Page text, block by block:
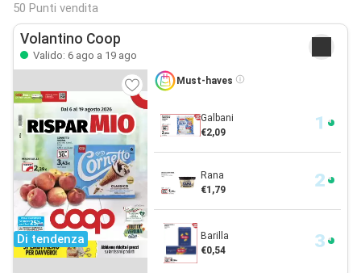
50 Punti vendita
Volantino Coop
Valido: 6 ago a 19 ago
Di tendenza
Must-haves
Galbani
€2,09
Rana
€1,79
Barilla
€0,54